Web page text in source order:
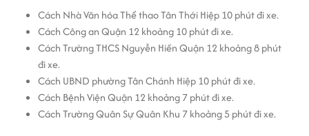
Cách Nhà Văn hóa Thể thao Tân Thới Hiệp 10 phút đi xe.
Cách Công an Quận 12 khoảng 10 phút đi xe.
Cách Trường THCS Nguyễn Hiền Quận 12 khoảng 8 phút
đi xe.
Cách UBND phường Tân Chánh Hiệp 10 phút đi xe.
Cách Bệnh Viện Quận 12 khoảng 7 phút đi xe.
Cách Trường Quân Sự Quân Khu 7 khoảng 5 phút đi xe.